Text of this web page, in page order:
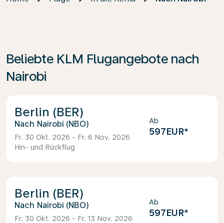
Beliebte KLM Flugangebote nach
Nairobi
Berlin (BER)
Nairobi (NBO)
Fr. 30 Okt. 2026 - Fr. 6 Nov. 2026
Hin- und Rückflug
Ab
597EUR*
Berlin (BER)
Nairobi (NBO)
Fr. 30 Okt. 2026 - Fr. 13 Nov. 2026
Ab
597EUR*